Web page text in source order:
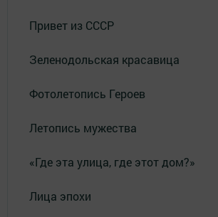
Привет из СССР
Зеленодольская красавица
Фотолетопись Героев
Летопись мужества
«Где эта улица, где этот дом?»
Лица эпохи